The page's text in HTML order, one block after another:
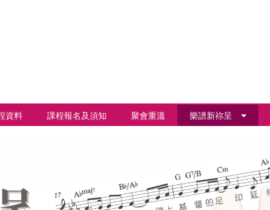
資料 課程報名及須知 聚會重溫 樂譜新祢呈